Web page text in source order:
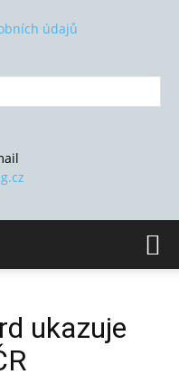
údajů
ukazuje